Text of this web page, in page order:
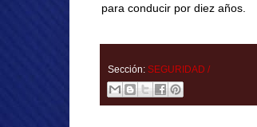
para conducir por diez años.
Sección: SEGURIDAD /